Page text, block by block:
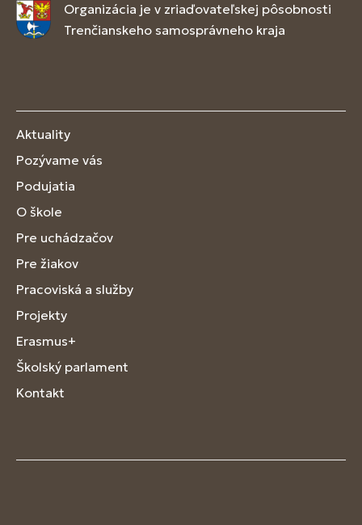
Organizácia je v zriaďovateľskej pôsobnosti
Trenčianskeho samosprávneho kraja
Aktuality
Pozývame vás
Podujatia
O škole
Pre uchádzačov
Pre žiakov
Pracoviská a služby
Projekty
Erasmus+
Školský parlament
Kontakt